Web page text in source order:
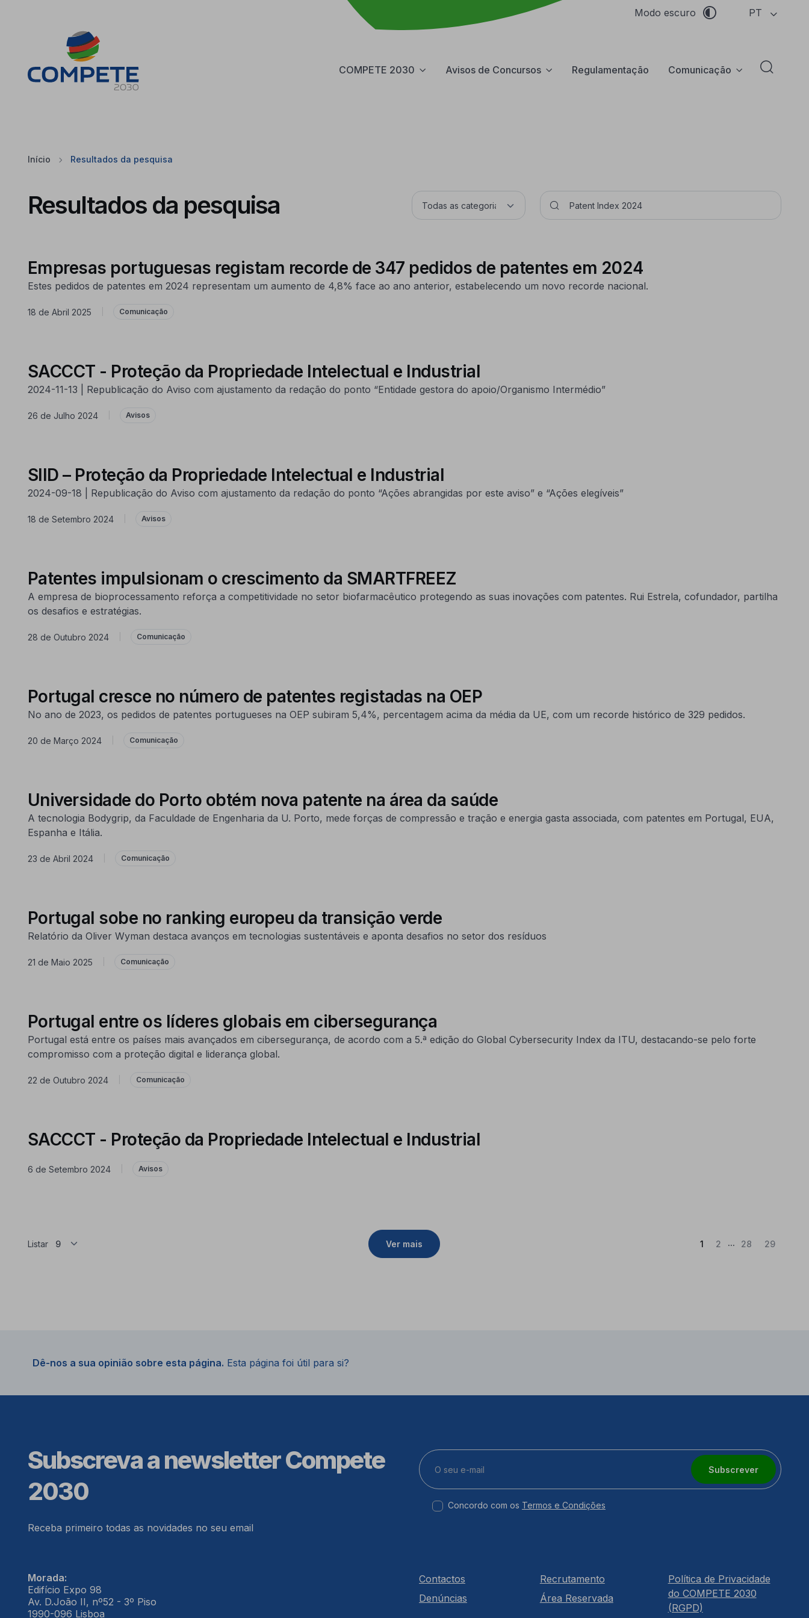
Modo escuro PT
COMPETE 2030 Avisos de Concursos Regulamentação Comunicação Abrir
Início Resultados da pesquisa
Resultados da pesquisa
Empresas portuguesas registam recorde de 347 pedidos de patentes em 2024
Estes pedidos de patentes em 2024 representam um aumento de 4,8% face ao ano anterior, estabelecendo um novo recorde nacional. ​
18 de Abril 2025 Comunicação
SACCCT - Proteção da Propriedade Intelectual e Industrial
2024-11-13 | Republicação do Aviso com ajustamento da redação do ponto “Entidade gestora do apoio/Organismo Intermédio”
26 de Julho 2024 Avisos
SIID – Proteção da Propriedade Intelectual e Industrial
2024-09-18 | Republicação do Aviso com ajustamento da redação do ponto “Ações abrangidas por este aviso” e “Ações elegíveis”
18 de Setembro 2024 Avisos
Patentes impulsionam o crescimento da SMARTFREEZ
A empresa de bioprocessamento reforça a competitividade no setor biofarmacêutico protegendo as suas inovações com patentes. Rui Estrela, cofundador, partilha
os desafios e estratégias.
28 de Outubro 2024 Comunicação
Portugal cresce no número de patentes registadas na OEP
No ano de 2023, os pedidos de patentes portugueses na OEP subiram 5,4%, percentagem acima da média da UE, com um recorde histórico de 329 pedidos.
20 de Março 2024 Comunicação
Universidade do Porto obtém nova patente na área da saúde
A tecnologia Bodygrip, da Faculdade de Engenharia da U. Porto, mede forças de compressão e tração e energia gasta associada, com patentes em Portugal, EUA,
Espanha e Itália.
23 de Abril 2024 Comunicação
Portugal sobe no ranking europeu da transição verde
Relatório da Oliver Wyman destaca avanços em tecnologias sustentáveis e aponta desafios no setor dos resíduos
21 de Maio 2025 Comunicação
Portugal entre os líderes globais em cibersegurança
Portugal está entre os países mais avançados em cibersegurança, de acordo com a 5.ª edição do Global Cybersecurity Index da ITU, destacando-se pelo forte
compromisso com a proteção digital e liderança global.
22 de Outubro 2024 Comunicação
SACCCT - Proteção da Propriedade Intelectual e Industrial
6 de Setembro 2024 Avisos
Listar Ver mais 1(Atual)
2 ... 28 29
Dê-nos a sua opinião sobre esta página. Esta página foi útil para si?
Subscreva a newsletter Compete
2030
Receba primeiro todas as novidades no seu email
Subscrever
Concordo com os Termos e Condições
Morada:
Edifício Expo 98
Av. D.João II, nº52 - 3º Piso
1990-096 Lisboa
Contactos
Denúncias
Recrutamento
Área Reservada
Política de Privacidade
do COMPETE 2030
(RGPD)